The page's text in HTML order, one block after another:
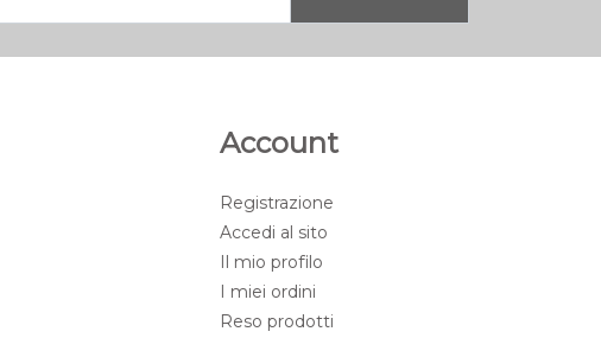
Account
Registrazione
Accedi al sito
Il mio profilo
I miei ordini
Reso prodotti